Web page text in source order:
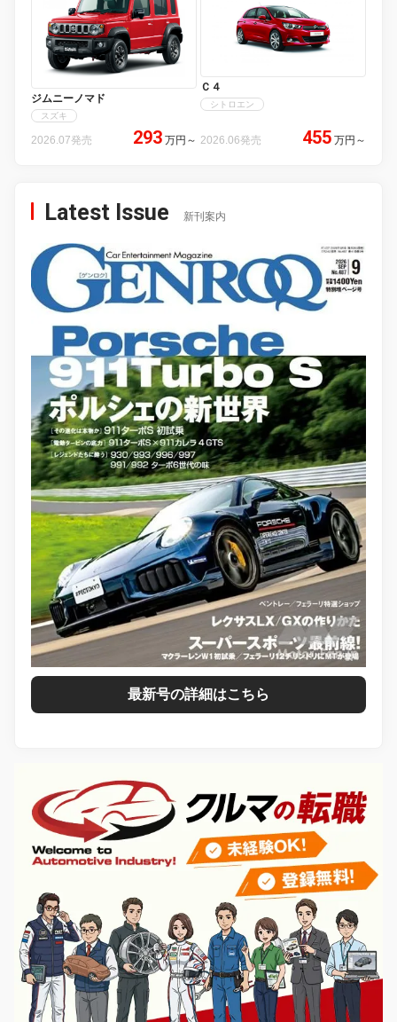
ジムニーノマド
スズキ
2026.07発売 293 万円 ～
Ｃ４
シトロエン
2026.06発売 455 万円 ～
Latest Issue 新刊案内
最新号の詳細はこちら